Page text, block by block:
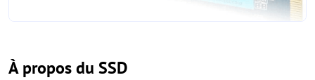
À propos du SSD